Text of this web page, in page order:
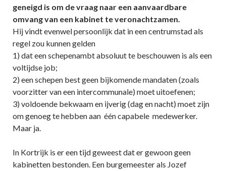
geneigd is om de vraag naar een aanvaardbare
omvang van een kabinet te veronachtzamen.
Hij vindt evenwel persoonlijk dat in een centrumstad als
regel zou kunnen gelden
1) dat een schepenambt absoluut te beschouwen is als een
voltijdse job;
2) een schepen best geen bijkomende mandaten (zoals
voorzitter van een intercommunale) moet uitoefenen;
3) voldoende bekwaam en ijverig (dag en nacht) moet zijn
om genoeg te hebben aan één capabele medewerker.
Maar ja.
In Kortrijk is er een tijd geweest dat er gewoon geen
kabinetten bestonden. Een burgemeester als Jozef